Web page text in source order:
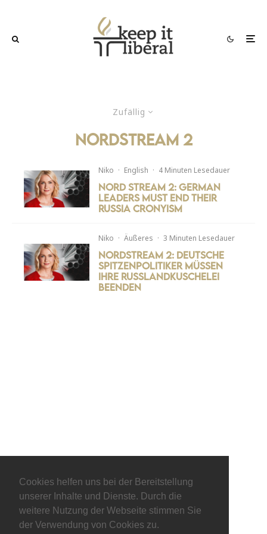
Cookies helfen uns bei der Bereitstellung
unserer Inhalte und Dienste. Durch die
weitere Nutzung der Webseite stimmen Sie
der Verwendung von Cookies zu.
Zufällig
Nordstream 2
Niko · English · 4 Minuten Lesedauer
Nord Stream 2: German
Leaders must end their
Russia Cronyism
Niko · Äußeres · 3 Minuten Lesedauer
Nordstream 2: Deutsche
Spitzenpolitiker müssen
ihre Russlandkuschelei
beenden
Datenschutzerklärung Impressum